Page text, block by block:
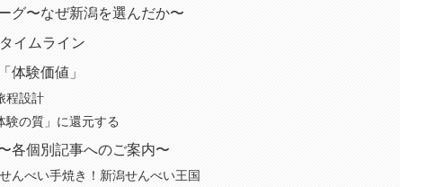
グ〜なぜ新潟を選んだか〜
イムライン
験価値」
程設計
験の質」に還元する
各個別記事へのご案内〜
んべい手焼き！新潟せんべい王国